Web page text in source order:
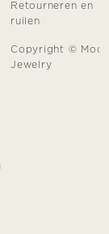
Retourneren en
ruilen
Copyright ©
Jewelry